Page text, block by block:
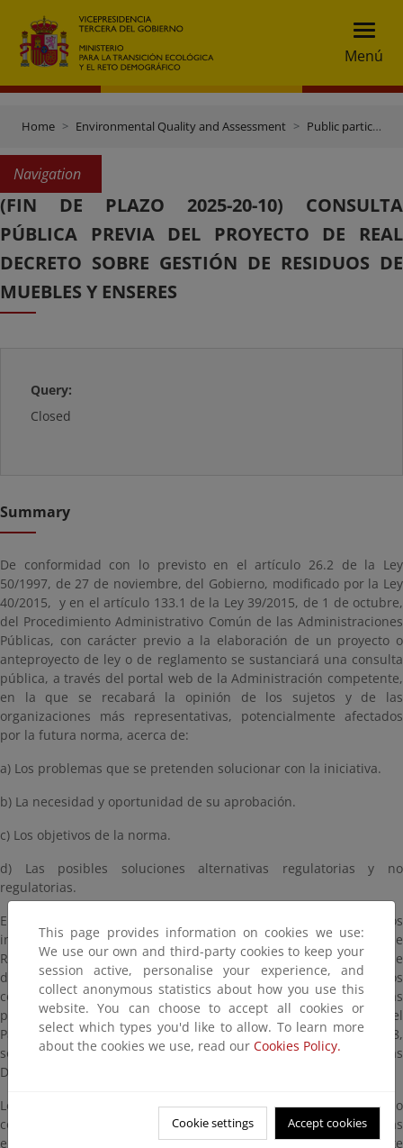
Menú
Home Environmental Quality and Assessment Public participation
Navigation
(FIN DE PLAZO 2025-20-10) CONSULTA
PÚBLICA PREVIA DEL PROYECTO DE REAL
DECRETO SOBRE GESTIÓN DE RESIDUOS DE
MUEBLES Y ENSERES
Query:
Closed
Summary
De conformidad con lo previsto en el artículo 26.2 de la Ley
50/1997, de 27 de noviembre, del Gobierno, modificado por la Ley
40/2015, y en el artículo 133.1 de la Ley 39/2015, de 1 de octubre,
del Procedimiento Administrativo Común de las Administraciones
Públicas, con carácter previo a la elaboración de un proyecto o
anteproyecto de ley o de reglamento se sustanciará una consulta
pública, a través del portal web de la Administración competente,
en la que se recabará la opinión de los sujetos y de las
organizaciones más representativas, potencialmente afectados
por la futura norma, acerca de:
a) Los problemas que se pretenden solucionar con la iniciativa.
b) La necesidad y oportunidad de su aprobación.
c) Los objetivos de la norma.
d) Las posibles soluciones alternativas regulatorias y no
regulatorias.
En cumplimiento de dicho precepto, se pone a disposición de los
interesados un documento informativo relativo a la elaboración de
Real Decreto sobre gestión de residuos de muebles y enseres que
desarrolle la Ley 7/2022, de 8 de abril, de residuos y suelos
contaminados para una economía circular y trasponga las
previsiones de la revisión de la Directiva 2008/98/CE del
Parlamento Europeo y del Consejo, de 19 de noviembre de 2008,
sobre los residuos y por la que se derogan determinadas
Directivas.
Los ciudadanos, organizaciones y asociaciones que así lo
consideren, pueden hacer llegar sus opiniones, cumplimentadas
en el cuadro incluido a tal efecto, que deberá dirigirse al siguiente
This page provides information on cookies we use:
We use our own and third-party cookies to keep your
session active, personalise your experience, and
collect anonymous statistics about how you use this
website. You can choose to accept all cookies or
select which types you'd like to allow. To learn more
about the cookies we use, read our Cookies Policy.
Cookie settings Accept cookies